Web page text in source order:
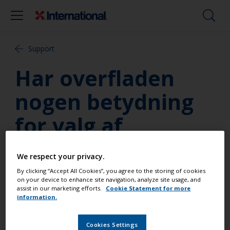
Support
Har overfladen
nogen betydning
for valg af
produkt?
Moderne konstruktionsmetoder som glasfiber,
kompositmaterialer, stål og aluminium giver en
stabil og afstivet overflade, som er kompatibel med
på det nærmeste alle typer finishprodukter. Har du
derimod en båd, som er lavet af træ, kan
We respect your privacy.
By clicking “Accept All Cookies”, you agree to the storing of cookies
on your device to enhance site navigation, analyze site usage, and
assist in our marketing efforts.
Cookie Statement for more
information.
Cookies Settings